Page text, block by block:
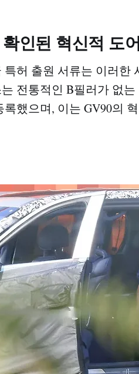
인된 혁신적 도
특허 출원 서류는 이러한
전통적인 B필러가 없
했으며, 이는 GV90의